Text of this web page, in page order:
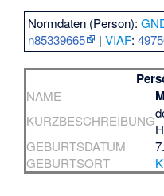
Normdaten (Person):
n85339665
|VIAF:
NAME
KURZBESCHREIBUNG
GEBURTSDATUM
GEBURTSORT